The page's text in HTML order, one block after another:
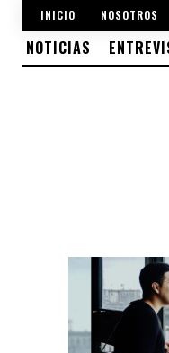
INICIO NOSOTROS
NOTICIAS